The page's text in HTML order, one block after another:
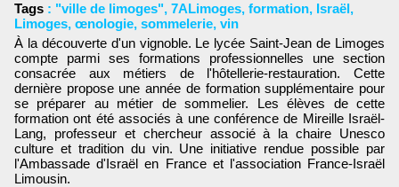
Tags : "ville de limoges", 7ALimoges, formation, Israël,
Limoges, œnologie, sommelerie, vin
À la découverte d'un vignoble. Le lycée Saint-Jean de Limoges
compte parmi ses formations professionnelles une section
consacrée aux métiers de l'hôtellerie-restauration. Cette
dernière propose une année de formation supplémentaire pour
se préparer au métier de sommelier. Les élèves de cette
formation ont été associés à une conférence de Mireille Israël-
Lang, professeur et chercheur associé à la chaire Unesco
culture et tradition du vin. Une initiative rendue possible par
l'Ambassade d'Israël en France et l'association France-Israël
Limousin.